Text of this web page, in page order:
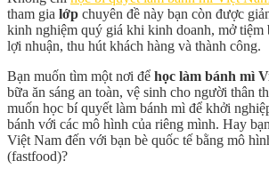
tham gia lớp chuyên đề này bạn còn được
kinh nghiệm quý giá khi kinh doanh, mở tiệm
lợi nhuận, thu hút khách hàng và thành công.
Bạn muốn tìm một nơi để học làm bánh mì
bữa ăn sáng an toàn, vệ sinh cho người thân
muốn học bí quyết làm bánh mì để khởi
bánh với các mô hình của riêng mình. Hay
Việt Nam đến với bạn bè quốc tế bằng mô
(fastfood)?